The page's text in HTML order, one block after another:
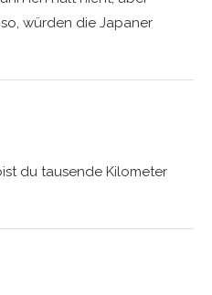
würden die Japaner
du tausende Kilometer